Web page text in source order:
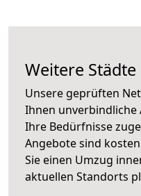
Weitere Städte
Unsere geprüften
Ihnen unverbindliche
Ihre Bedürfnisse
Angebote sind
Sie einen Umzug
aktuellen Standorts